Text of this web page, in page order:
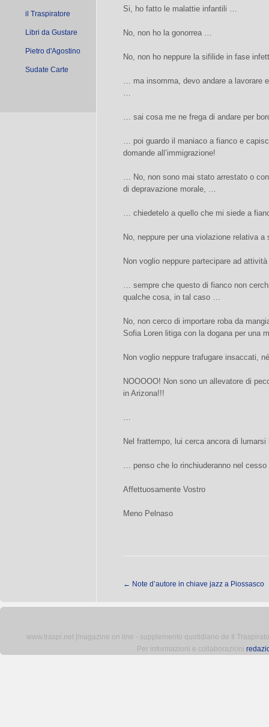
il Traspiratore
Libri da Gustare
Pietro d'Agostino
Sudate Carte
Si, ho fatto le malattie infantili …
No, non ho la gonorrea …
No, non ho neppure la sifilide in fase
… ma insomma, devo andare a lavorare
…
… sai cosa me ne frega di andare per
… poi guardo il maniaco a fianco e
domande all’immigrazione!
… No, non sono mai stato arrestato o
di depravazione morale, …
… chiedetelo a quello che mi siede a
No, neppure per una violazione relativa
Non voglio neppure partecipare ad
… sempre che questo di fianco non
qualche cosa, in tal caso …
No, non cerco di importare roba da
Sofia Loren litiga con la dogana per una
Non voglio neppure trafugare insaccati,
NOOOOO! Non sono un allevatore di
in Arizona!!!
…
Nel frattempo, lui cerca ancora di
… penso che lo rinchiuderanno nel cesso
Affettuosamente Vostro
Meno Pelnaso
← Note d’autore in chiave jazz a Piossasco
www.traspi.net [magazine on line - supplemento quotidiano de Il
Per informazioni e collaborazioni